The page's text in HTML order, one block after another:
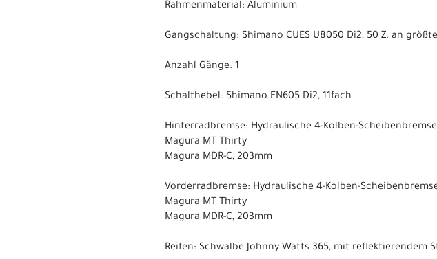
Rahmenmaterial: Aluminium
Gangschaltung: Shimano CUES U8050 Di2, 50 Z. an
Anzahl Gänge: 1
Schalthebel: Shimano EN605 Di2, 11fach
Hinterradbremse: Hydraulische 4-Kolben-
Magura MT Thirty
Magura MDR-C, 203mm
Vorderradbremse: Hydraulische 4-Kolben-
Magura MT Thirty
Magura MDR-C, 203mm
Reifen: Schwalbe Johnny Watts 365, mit reflektierendem